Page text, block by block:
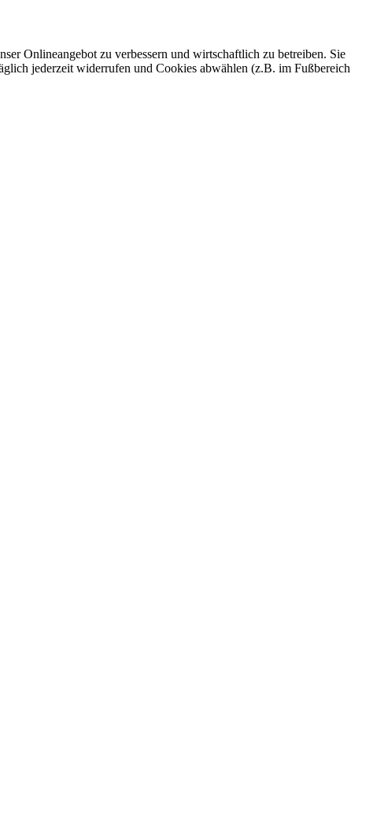
Onlineangebot zu verbessern und wirtschaftlich zu betreiben. Sie
jederzeit widerrufen und Cookies abwählen (z.B. im Fußbereich